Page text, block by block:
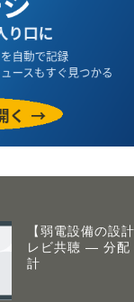
【弱電設備の設
レビ共聴 ― 分配
計